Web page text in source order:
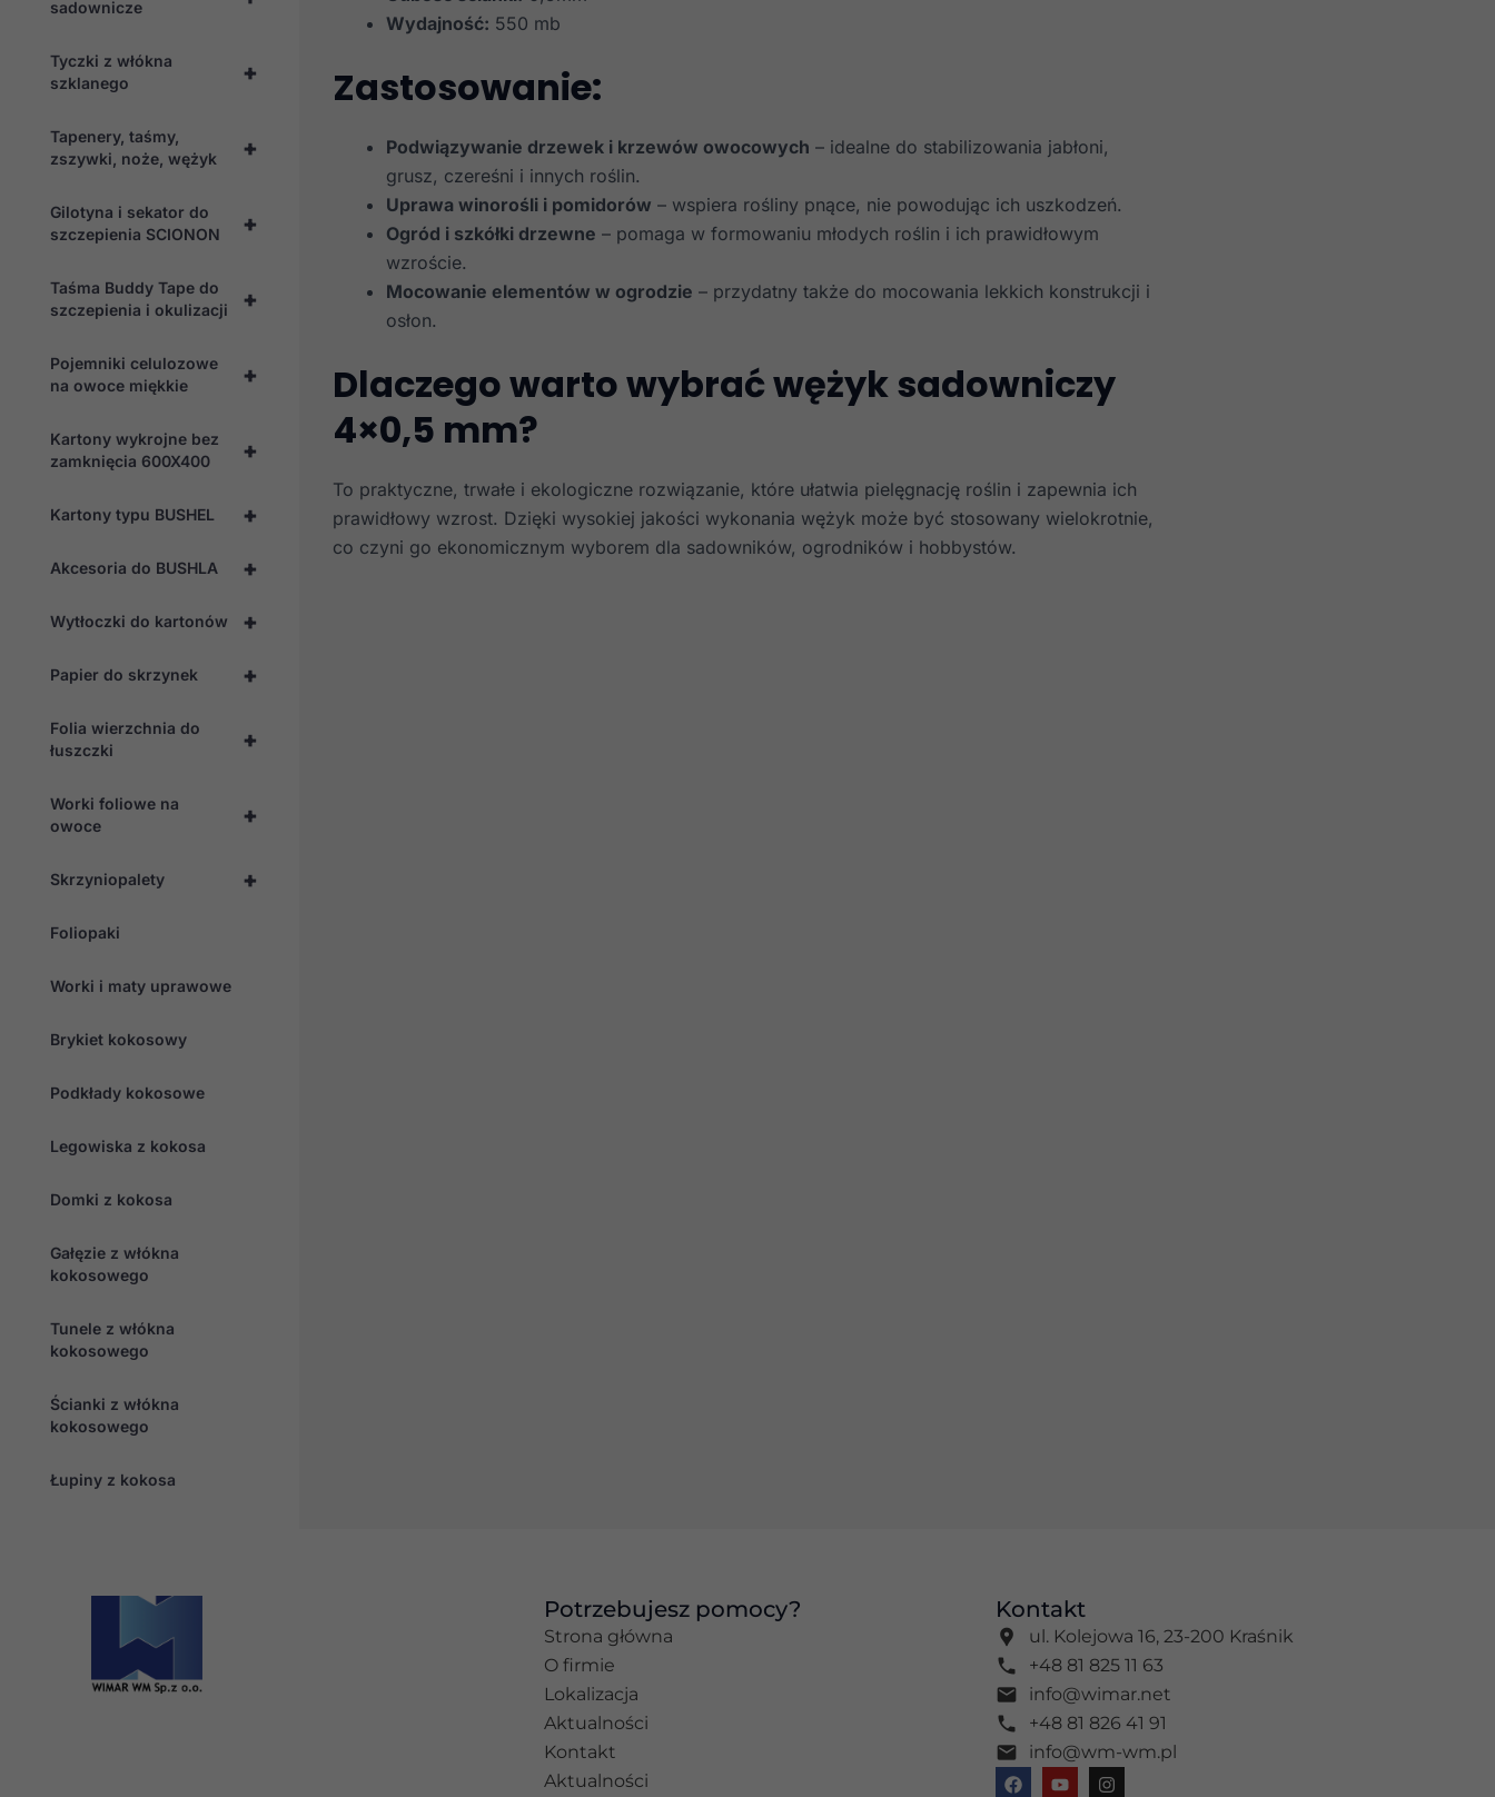
sadownicze
+
Tyczki z włókna
szklanego
+
Tapenery, taśmy,
zszywki, noże, wężyk
+
Gilotyna i sekator do
szczepienia SCIONON
+
Taśma Buddy Tape do
szczepienia i okulizacji
+
Pojemniki celulozowe
na owoce miękkie
+
Kartony wykrojne bez
zamknięcia 600X400
+
Kartony typu BUSHEL
+
Akcesoria do BUSHLA
+
Wytłoczki do kartonów
+
Papier do skrzynek
+
Folia wierzchnia do
łuszczki
+
Worki foliowe na
owoce
+
Skrzyniopalety
Foliopaki
Worki i maty uprawowe
Brykiet kokosowy
Podkłady kokosowe
Legowiska z kokosa
Domki z kokosa
Gałęzie z włókna
kokosowego
Tunele z włókna
kokosowego
Ścianki z włókna
kokosowego
Łupiny z kokosa
Wydajność: 550 mb
Zastosowanie:
Podwiązywanie drzewek i krzewów owocowych – idealne do stabilizowania jabłoni,
grusz, czereśni i innych roślin.
Uprawa winorośli i pomidorów – wspiera rośliny pnące, nie powodując ich uszkodzeń.
Ogród i szkółki drzewne – pomaga w formowaniu młodych roślin i ich prawidłowym
wzroście.
Mocowanie elementów w ogrodzie – przydatny także do mocowania lekkich konstrukcji i
osłon.
Dlaczego warto wybrać wężyk sadowniczy
4×0,5 mm?
To praktyczne, trwałe i ekologiczne rozwiązanie, które ułatwia pielęgnację roślin i zapewnia ich
prawidłowy wzrost. Dzięki wysokiej jakości wykonania wężyk może być stosowany wielokrotnie,
co czyni go ekonomicznym wyborem dla sadowników, ogrodników i hobbystów.
Potrzebujesz pomocy?
Strona główna
O firmie
Lokalizacja
Aktualności
Kontakt
Aktualności
Kontakt
ul. Kolejowa 16, 23-200 Kraśnik
+48 81 825 11 63
info@wimar.net
+48 81 826 41 91
info@wm-wm.pl
F
a
Y
o
I
n
Marketing